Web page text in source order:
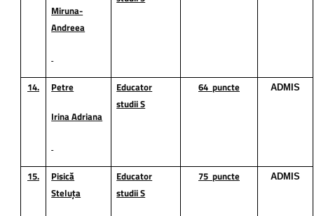
Miruna-
Andreea
14. Petre
Irina Adriana
Educator
studii S
64 puncte ADMIS
15.
Pisică
Steluța
Educator
studii S
75 puncte ADMIS